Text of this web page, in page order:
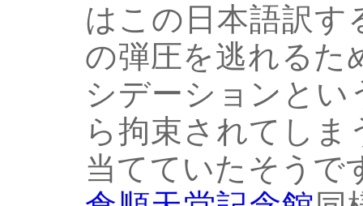
はこの日本語訳す
の弾圧を逃れるた
シデーションとい
ら拘束されてし
当てていたそうで